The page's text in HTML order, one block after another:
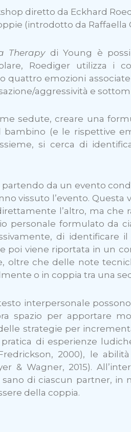
diretto da Eckhard
(introdotto da Raffaella
Therapydi Young è
Roediger utilizza i
emozioni
aggressività e
sedute, creare una
bambino (e le rispettive
si cerca di
da un evento
vissuto l’evento.
l’altro, ma
personale formulato da
di identificare
poi viene riportata in un
oltre che delle note
o in coppia tra una
interpersonale
spazio per apportare
strategie per
di esperienze
2000), le
& Wagner, 2015).
di ciascun partner,
della coppia.